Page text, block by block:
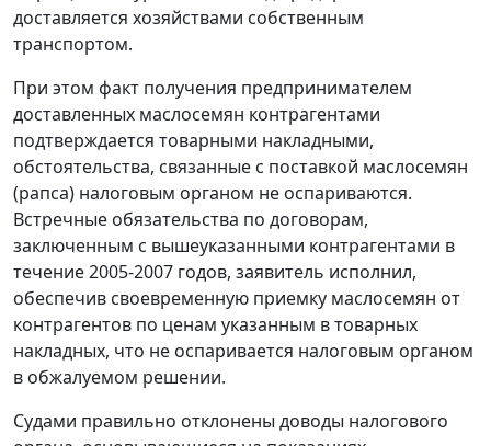
доставляется хозяйствами собственным
транспортом.
При этом факт получения предпринимателем
доставленных маслосемян контрагентами
подтверждается товарными накладными,
обстоятельства, связанные с поставкой маслосемян
(рапса) налоговым органом не оспариваются.
Встречные обязательства по договорам,
заключенным с вышеуказанными контрагентами в
течение 2005-2007 годов, заявитель исполнил,
обеспечив своевременную приемку маслосемян от
контрагентов по ценам указанным в товарных
накладных, что не оспаривается налоговым органом
в обжалуемом решении.
Судами правильно отклонены доводы налогового